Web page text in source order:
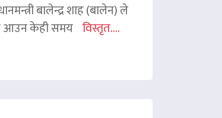
बालेन्द्र शाह (बालेन) ले
आउन केही समय विस्तृत....